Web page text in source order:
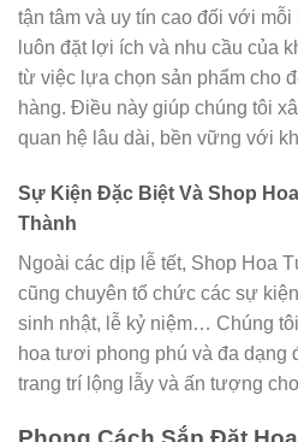
tận tâm và uy tín cao đối với
luôn đặt lợi ích và nhu cầu của
từ việc lựa chọn sản phẩm cho
hàng. Điều này giúp chúng tôi
quan hệ lâu dài, bền vững với
Sự Kiện Đặc Biệt Và Shop
Thành
Ngoài các dịp lễ tết, Shop Hoa
cũng chuyên tổ chức các sự
sinh nhật, lễ kỷ niệm… Chúng
hoa tươi phong phú và đa dạng
trang trí lộng lẫy và ấn tượng